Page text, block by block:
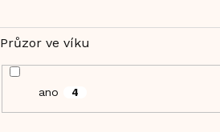
Průzor ve víku
ano 4